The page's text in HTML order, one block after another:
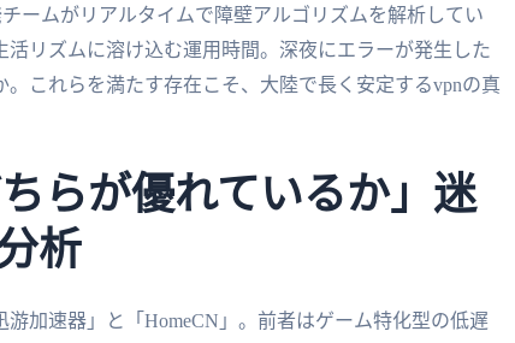
ームがリアルタイムで障壁アルゴリズムを解析してい
リズムに溶け込む運用時間。深夜にエラーが発生した
これらを満たす存在こそ、大陸で長く安定するvpnの真
らが優れているか」迷
析
加速器」と「HomeCN」。前者はゲーム特化型の低遅